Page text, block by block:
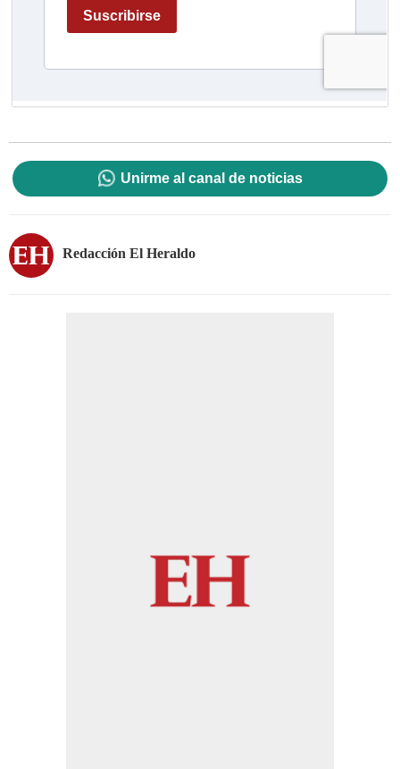
Unirme al canal de noticias
Redacción El Heraldo